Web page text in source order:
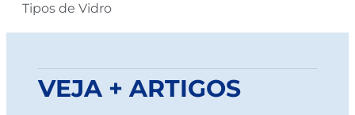
Tipos de Vidro
VEJA + ARTIGOS